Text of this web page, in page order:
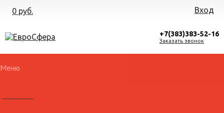
0 руб. Вход
+7(383)383-52-16
Заказать звонок
Меню